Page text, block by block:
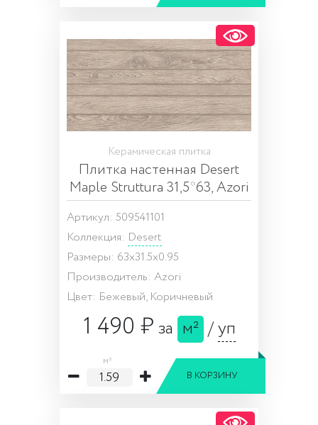
Керамическая плитка
Плитка настенная Desert
Maple Struttura 31,5*63, Azori
Артикул: 509541101
Коллекция: Desert
Размеры: 63x31.5x0.95
Производитель: Azori
Цвет: Бежевый, Коричневый
1 490 ₽за м² /уп
м²
В КОРЗИНУ